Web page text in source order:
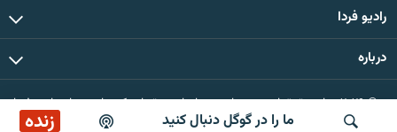
ما را در گوگل دنبال کنید زنده
رادیو فردا
درباره
© ۲۰۲۶ تمام حقوق این وب‌سایت، بر اساس مقررات کپی‌رایت، برای رادیو فردا
محفوظ است.